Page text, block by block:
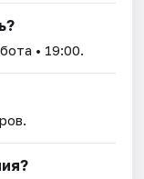
• 19:00.